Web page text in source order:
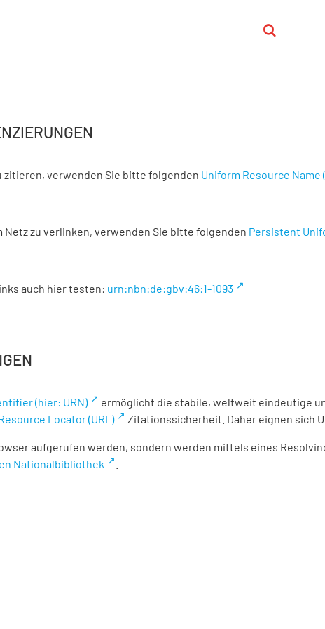
zitieren, verwenden Sie bitte folgenden Uniform Resource Name
Netz zu verlinken, verwenden Sie bitte folgenden Persistent
auch hier testen: urn:nbn:de:gbv:46:1-1093
(hier: URN)
ermöglicht die stabile, weltweit eindeutige
Locator (URL) Zitationssicherheit. Daher eignen sich
aufgerufen werden, sondern werden mittels eines
Nationalbibliothek